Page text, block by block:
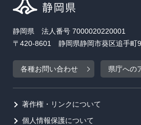
静岡県 法人番号 7000020220001
〒420-8601 静岡県静岡市葵区追手町
各種お問い合わせ 県庁への
著作権・リンクについて
個人情報保護について